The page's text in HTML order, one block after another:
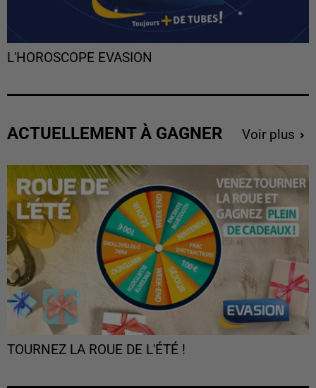
L'HOROSCOPE EVASION
ACTUELLEMENT À GAGNER Voir plus
TOURNEZ LA ROUE DE L'ÉTÉ !